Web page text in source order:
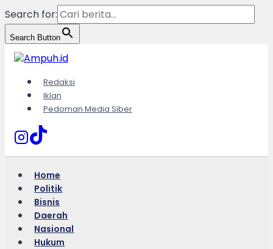
Search for:
Search Button
Skip
to
content
Redaksi
Iklan
Pedoman Media Siber
Home
Politik
Bisnis
Daerah
Nasional
Hukum